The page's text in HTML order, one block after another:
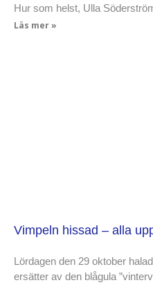
Hur som helst, Ulla
Läs mer »
Vimpeln hissad – alla
Lördagen den 29 oktober
ersätter av den blågula